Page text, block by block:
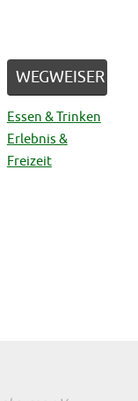
WEGWEISER
Essen & Trinken
Erlebnis &
Freizeit